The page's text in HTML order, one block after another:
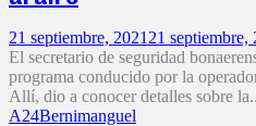
21 septiembre, 2021 21 septiembre,
El secretario de seguridad
programa conducido por la
Allí, dio a conocer detalles sobre
A24Bernimanguel